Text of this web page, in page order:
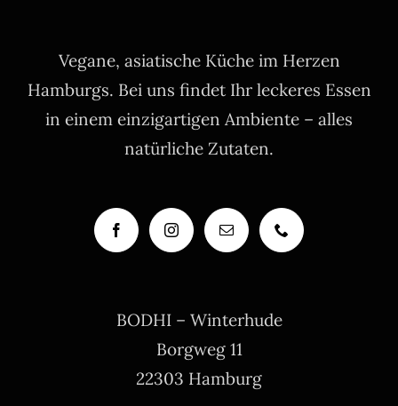
Vegane, asiatische Küche im Herzen
Hamburgs. Bei uns findet Ihr leckeres Essen
in einem einzigartigen Ambiente – alles
natürliche Zutaten.
BODHI – Winterhude
Borgweg 11
22303 Hamburg